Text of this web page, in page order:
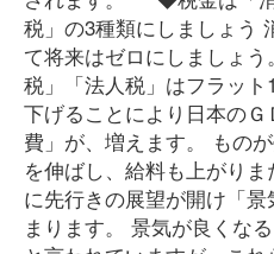
税」の3種類にしましょう
て将来はゼロにしましょ
税」「法人税」はフラッ
下げることにより日本の
費」が、増えます。 もの
を伸ばし、給料も上がり
に先行きの展望が開け「
まります。 景気が良くな